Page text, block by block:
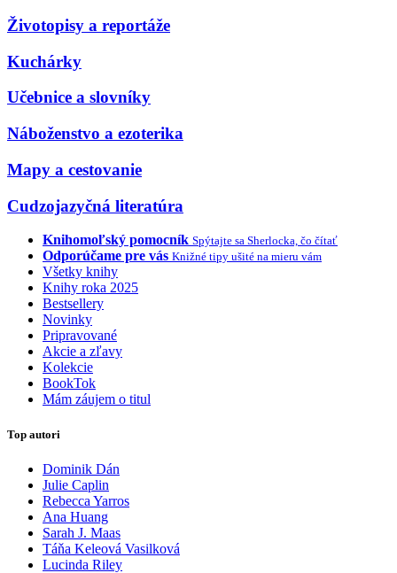
Životopisy a reportáže
Kuchárky
Učebnice a slovníky
Náboženstvo a ezoterika
Mapy a cestovanie
Cudzojazyčná literatúra
Knihomoľský pomocník Spýtajte sa Sherlocka, čo čítať
Odporúčame pre vás Knižné tipy ušité na mieru vám
Všetky knihy
Knihy roka 2025
Bestsellery
Novinky
Pripravované
Akcie a zľavy
Kolekcie
BookTok
Mám záujem o titul
Top autori
Dominik Dán
Julie Caplin
Rebecca Yarros
Ana Huang
Sarah J. Maas
Táňa Keleová Vasilková
Lucinda Riley